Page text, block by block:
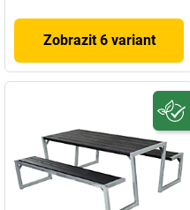
Zobrazit 6 variant